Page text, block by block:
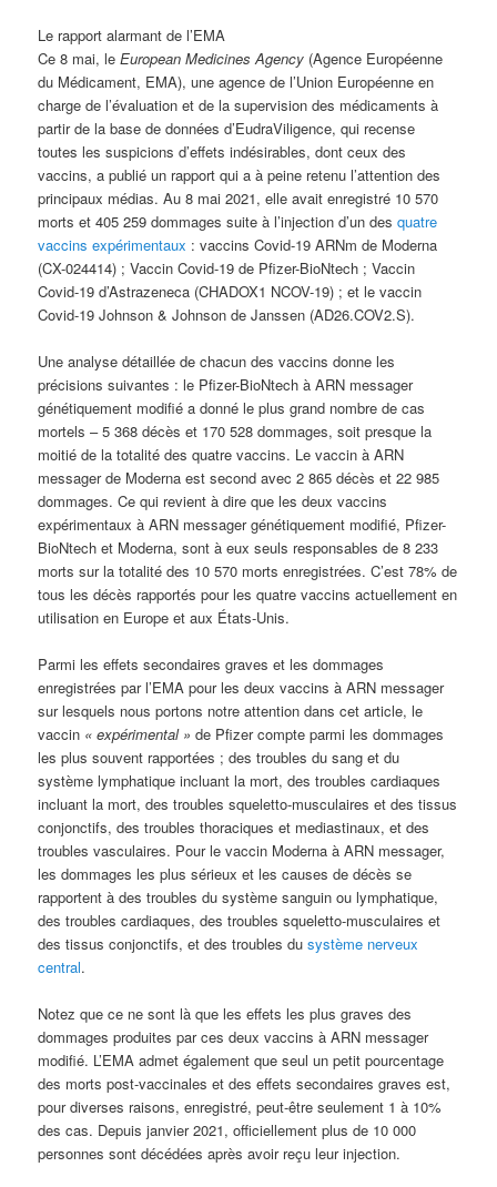
Le rapport alarmant de l’EMA
Ce 8 mai, leEuropean Medicines Agency (Agence Européenne
du Médicament, EMA), une agence de l’Union Européenne en
charge de l’évaluation et de la supervision des médicaments à
partir de la base de données d’EudraViligence, qui recense
toutes les suspicions d’effets indésirables, dont ceux des
vaccins, a publié un rapport qui a à peine retenu l’attention des
principaux médias. Au 8 mai 2021, elle avait enregistré 10 570
morts et 405 259 dommages suite à l’injection d’un desquatre
vaccins expérimentaux : vaccins Covid-19 ARNm de Moderna
(CX-024414) ; Vaccin Covid-19 de Pfizer-BioNtech ; Vaccin
Covid-19 d’Astrazeneca (CHADOX1 NCOV-19) ; et le vaccin
Covid-19 Johnson & Johnson de Janssen (AD26.COV2.S).
Une analyse détaillée de chacun des vaccins donne les
précisions suivantes : le Pfizer-BioNtech à ARN messager
génétiquement modifié a donné le plus grand nombre de cas
mortels – 5 368 décès et 170 528 dommages, soit presque la
moitié de la totalité des quatre vaccins. Le vaccin à ARN
messager de Moderna est second avec 2 865 décès et 22 985
dommages. Ce qui revient à dire que les deux vaccins
expérimentaux à ARN messager génétiquement modifié, Pfizer-
BioNtech et Moderna, sont à eux seuls responsables de 8 233
morts sur la totalité des 10 570 morts enregistrées. C’est 78% de
tous les décès rapportés pour les quatre vaccins actuellement en
utilisation en Europe et aux États-Unis.
Parmi les effets secondaires graves et les dommages
enregistrées par l’EMA pour les deux vaccins à ARN messager
sur lesquels nous portons notre attention dans cet article, le
vaccin « expérimental » de Pfizer compte parmi lesdommages
les plus souvent rapportées ; des troubles du sang et du
système lymphatique incluant la mort, des troubles cardiaques
incluant la mort, des troubles squeletto-musculaires et des tissus
conjonctifs, des troubles thoraciques et mediastinaux, et des
troubles vasculaires. Pour le vaccin Moderna à ARN messager,
les dommages les plus sérieux et les causes de décès se
rapportent à des troubles du système sanguin ou lymphatique,
des troubles cardiaques, des troubles squeletto-musculaires et
des tissus conjonctifs, et des troubles dusystème nerveux
central.
Notez que ce ne sont là que les effets les plus graves des
dommages produites par ces deux vaccins à ARN messager
modifié. L’EMA admet également que seul un petit pourcentage
des morts post-vaccinales et des effets secondaires graves est,
pour diverses raisons, enregistré, peut-être seulement 1 à 10%
des cas. Depuis janvier 2021, officiellement plus de 10 000
personnes sont décédées après avoir reçu leur injection.